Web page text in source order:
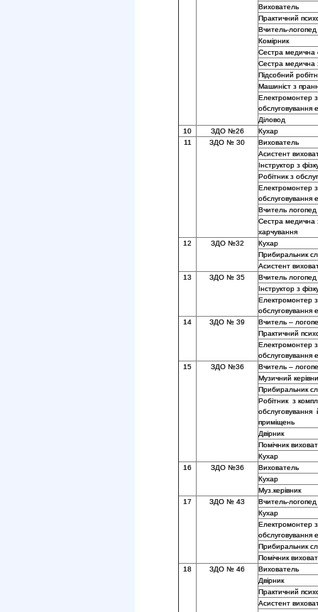
Вихователь
Практичний
Вчитель-логопед
Комірник
Сестра медична
Сестра медична
Підсобний
Машиніст з
Електромонтер
обслуговування
Діловод
10
ЗДО №26
Кухар
11
ЗДО № 30
Вихователь
Асистент
Інструктор з
Робітник з
Електромонтер
обслуговування
Вчитель логопед
Сестра медична
харчування
12
ЗДО №32
Кухар
Прибиральник
Асистент
13
ЗДО № 35
Вчитель логопед
Інструктор з
Електромонтер
обслуговування
14
ЗДО № 39
Вчитель –
Практичний
Електромонтер
обслуговування
15
ЗДО №36
Вчитель –
Музичний
Прибиральник
Робітник з
обслуговування
приміщень
Двірник
Помічник
Кухар
16
ЗДО №36
Вихователь
Кухар
Муз.керівник
17
ЗДО № 43
Вчитель-логопед
Кухар
Електромонтер
обслуговування
Прибиральник
Помічник
18
ЗДО № 46
Вихователь
Двірник
Практичний
Асистент